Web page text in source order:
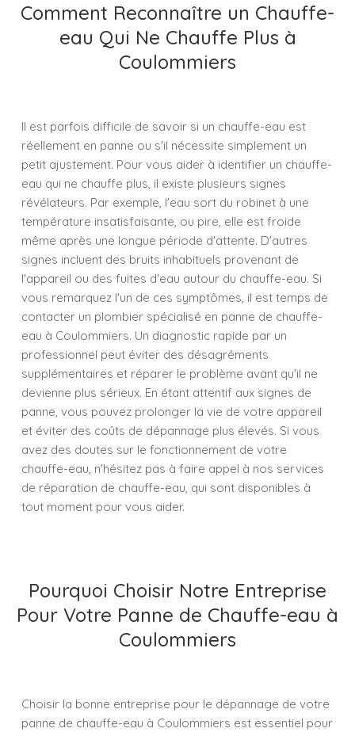
Comment Reconnaître un Chauffe-
eau Qui Ne Chauffe Plus à
Coulommiers
Il est parfois difficile de savoir si un chauffe-eau est
réellement en panne ou s'il nécessite simplement un
petit ajustement. Pour vous aider à identifier un chauffe-
eau qui ne chauffe plus, il existe plusieurs signes
révélateurs. Par exemple, l'eau sort du robinet à une
température insatisfaisante, ou pire, elle est froide
même après une longue période d'attente. D'autres
signes incluent des bruits inhabituels provenant de
l'appareil ou des fuites d'eau autour du chauffe-eau. Si
vous remarquez l'un de ces symptômes, il est temps de
contacter un plombier spécialisé en panne de chauffe-
eau à Coulommiers. Un diagnostic rapide par un
professionnel peut éviter des désagréments
supplémentaires et réparer le problème avant qu'il ne
devienne plus sérieux. En étant attentif aux signes de
panne, vous pouvez prolonger la vie de votre appareil
et éviter des coûts de dépannage plus élevés. Si vous
avez des doutes sur le fonctionnement de votre
chauffe-eau, n'hésitez pas à faire appel à nos services
de réparation de chauffe-eau, qui sont disponibles à
tout moment pour vous aider.
Pourquoi Choisir Notre Entreprise
Pour Votre Panne de Chauffe-eau à
Coulommiers
Choisir la bonne entreprise pour le dépannage de votre
panne de chauffe-eau à Coulommiers est essentiel pour